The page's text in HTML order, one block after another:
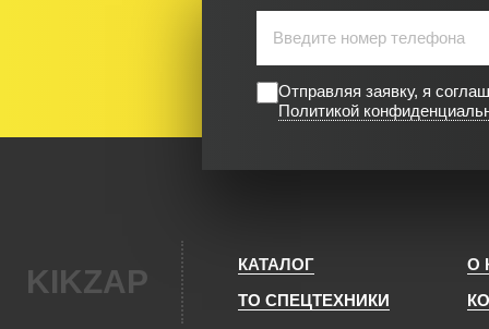
Отправляя заявку, я
Политикой
KIKZAP КАТАЛОГ
О
ТО СПЕЦТЕХНИКИ